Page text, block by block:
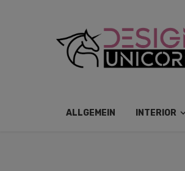
ALLGEMEIN INTERIOR